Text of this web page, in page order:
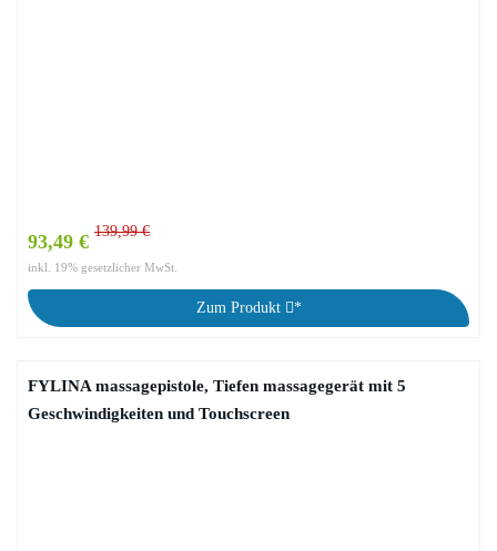
93,49 € 139,99 €
inkl. 19% gesetzlicher MwSt.
Zum Produkt *
FYLINA massagepistole, Tiefen massagegerät mit 5
Geschwindigkeiten und Touchscreen